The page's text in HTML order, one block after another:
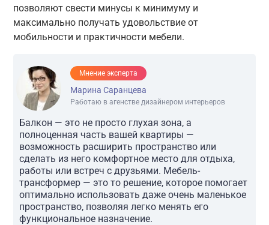
позволяют свести минусы к минимуму и
максимально получать удовольствие от
мобильности и практичности мебели.
Мнение эксперта
Марина Саранцева
Работаю в агенстве дизайнером интерьеров
Балкон — это не просто глухая зона, а
полноценная часть вашей квартиры —
возможность расширить пространство или
сделать из него комфортное место для отдыха,
работы или встреч с друзьями. Мебель-
трансформер — это то решение, которое помогает
оптимально использовать даже очень маленькое
пространство, позволяя легко менять его
функциональное назначение.